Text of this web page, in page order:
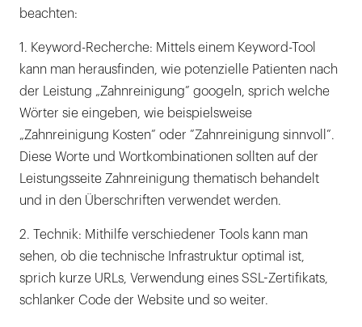
beachten:
1. Keyword-Recherche: Mittels einem Keyword-Tool
kann man herausfinden, wie potenzielle Patienten nach
der Leistung „Zahnreinigung” googeln, sprich welche
Wörter sie eingeben, wie beispielsweise
„Zahnreinigung Kosten” oder ”Zahnreinigung sinnvoll”.
Diese Worte und Wortkombinationen sollten auf der
Leistungsseite Zahnreinigung thematisch behandelt
und in den Überschriften verwendet werden.
2. Technik: Mithilfe verschiedener Tools kann man
sehen, ob die technische Infrastruktur optimal ist,
sprich kurze URLs, Verwendung eines SSL-Zertifikats,
schlanker Code der Website und so weiter.